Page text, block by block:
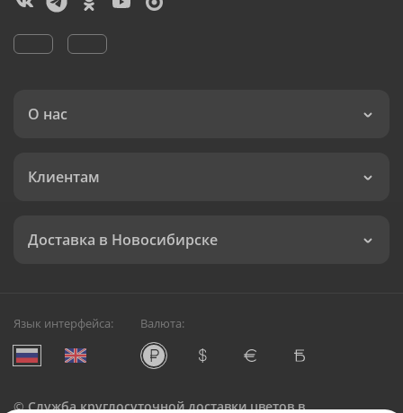
О нас
Клиентам
Доставка в Новосибирске
Язык интерфейса: Валюта:
©Служба круглосуточной доставки цветов в